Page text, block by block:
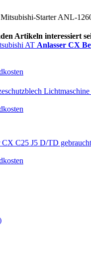
Starter ANL-
Artikeln interessiert
Anlasser CX